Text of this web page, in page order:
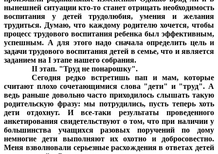
нынешней ситуации кто-то станет отрицать необходимость
воспитания у детей трудолюбия, умения и желания
трудиться. Думаю, что каждому родителю хочется, чтобы
процесс трудового воспитания ребенка был эффективным,
успешным. А для этого надо сначала определить цель и
задачи трудового воспитания детей в семье, что и является
заданием на I этапе нашего собрания.
II этап. "Труд не понарошку".
Сегодня редко встретишь пап и мам, которые
считают плохо сочетающимися слова "дети" и "труд". А
ведь раньше довольно часто приходилось слышать такую
родительскую фразу: мы потрудились, пусть теперь хоть
дети отдохнут. И все-таки результаты проведенного
анкетирования свидетельствуют о том, что при наличии у
большинства учащихся разовых поручений по дому
немногие дети выполняют их охотно и добросовестно.
Меня взволновали серьезные расхождения в ответах детей